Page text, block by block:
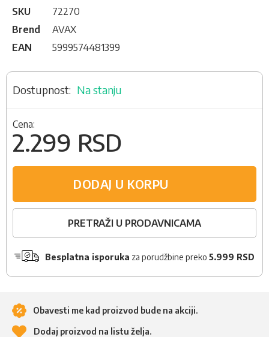
SKU
72270
Brend
AVAX
EAN
5999574481399
Na stanju
Cena:
2.299 RSD
DODAJ U KORPU
PRETRAŽI U PRODAVNICAMA
Besplatna isporuka za porudžbine preko 5.999 RSD
Obavesti me kad proizvod bude na akciji.
Dodaj proizvod na listu želja.